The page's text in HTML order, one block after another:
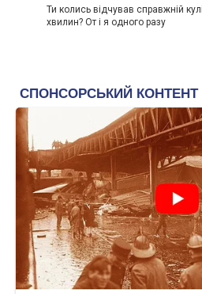
Ти колись відчував справжній
хвилин? От і я одного разу